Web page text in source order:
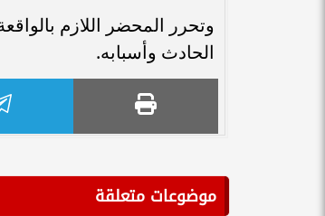
وتحرر المحضر اللازم
الحادث وأسبابه.
موضوعات متعلقة